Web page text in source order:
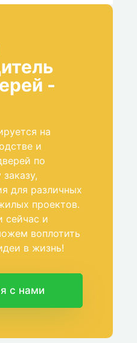
-
на
и
по
для различных
проектов.
сейчас и
воплотить
в жизнь!
с нами